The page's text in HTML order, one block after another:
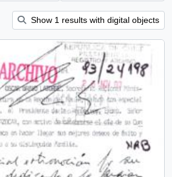
Show 1 results with digital objects